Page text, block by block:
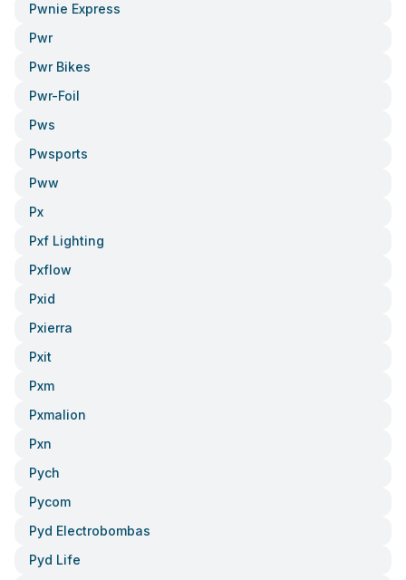
Pwnie Express
Pwr
Pwr Bikes
Pwr-Foil
Pws
Pwsports
Pww
Px
Pxf Lighting
Pxflow
Pxid
Pxierra
Pxit
Pxm
Pxmalion
Pxn
Pych
Pycom
Pyd Electrobombas
Pyd Life